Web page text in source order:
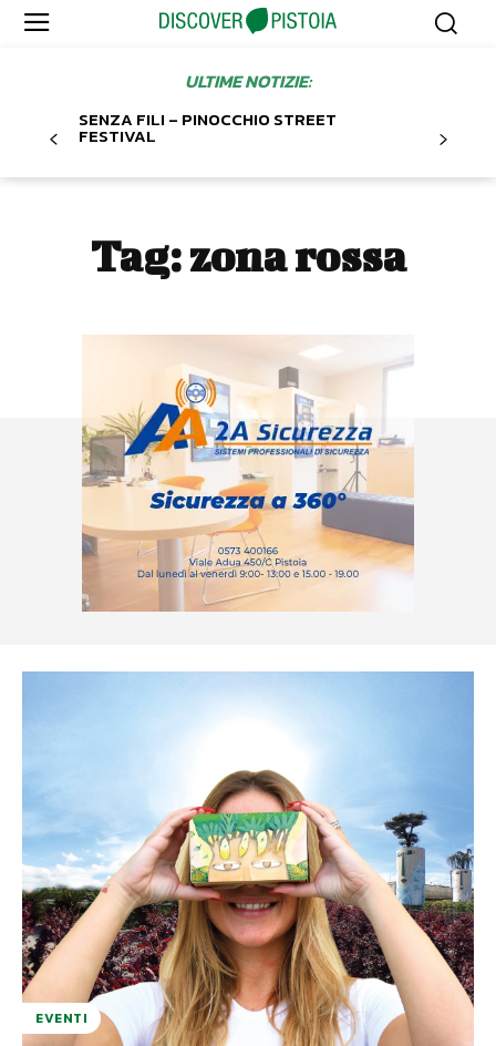
ULTIME NOTIZIE:
SENZA FILI – PINOCCHIO STREET
FESTIVAL
Tag:zona rossa
EVENTI